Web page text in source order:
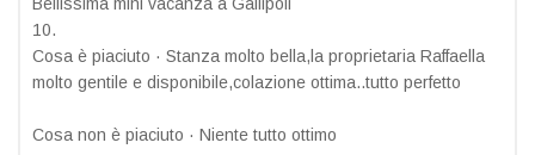
10.
Cosa è piaciuto · Stanza molto bella,la proprietaria Raffaella
molto gentile e disponibile,colazione ottima..tutto perfetto
Cosa non è piaciuto · Niente tutto ottimo